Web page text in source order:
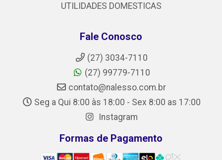
UTILIDADES DOMESTICAS
Fale Conosco
(27) 3034-7110
(27) 99779-7110
contato@nalesso.com.br
Seg a Qui 8:00 às 18:00 - Sex 8:00 as 17:00
Instagram
Formas de Pagamento